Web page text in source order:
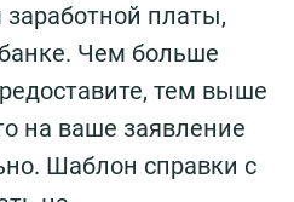
платы,
Чем больше
тем выше
на ваше заявление
Шаблон справки с